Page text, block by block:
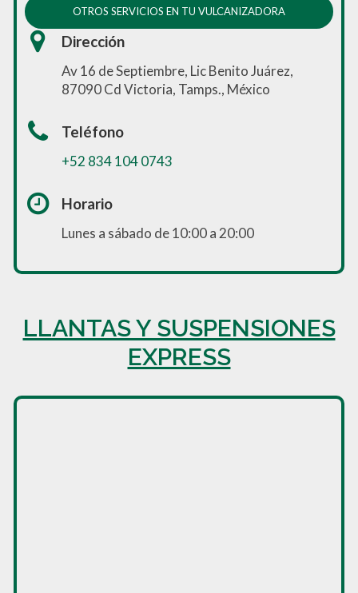
OTROS SERVICIOS EN TU VULCANIZADORA
Dirección
Av 16 de Septiembre, Lic Benito Juárez,
87090 Cd Victoria, Tamps., México
Teléfono
+52 834 104 0743
Horario
Lunes a sábado de 10:00 a 20:00
LLANTAS Y SUSPENSIONES
EXPRESS